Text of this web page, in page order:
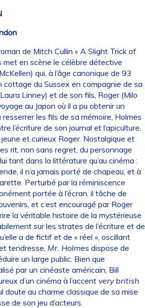
de Mitch Cullin « A Slight Trick of
met en scène le célèbre détective
qui, à l’âge canonique de 93
cottage du Sussex en compagnie de sa
Linney) et de son fils, Roger (Milo
au Japon où il a pu obtenir un
resserrer les fils de sa mémoire, Holmes
l’écriture de son journal et l’apiculture,
et curieux Roger. Nostalgique et
rit, non sans regret, du personnage
tant dans la littérature qu’au cinéma :
il n’a jamais porté de chapeau, et à
Perturbé par la réminiscence
portée à l’écran, il tâche de
et c’est encouragé par Roger
la véritable histoire de la mystérieuse
sur les strates de l’écriture et de
a de fictif et de « réel », oscillant
tendresse, Mr. Holmes dispose de
un large public. Bien que
par un cinéaste américain, Bill
d’un cinéma à l’accent very british
doute au charme classique de sa mise
de son jeu d’acteurs.